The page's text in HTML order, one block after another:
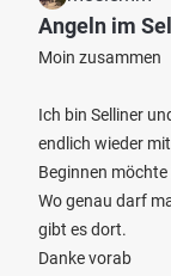
Angeln im
Moin zusammen
Ich bin Selliner
endlich wieder
Beginnen möchte
Wo genau darf
gibt es dort.
Danke vorab